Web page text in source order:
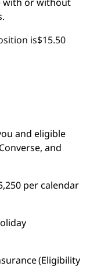
isㅤ$15.50
and eligible
and
per calendar
(Eligibility